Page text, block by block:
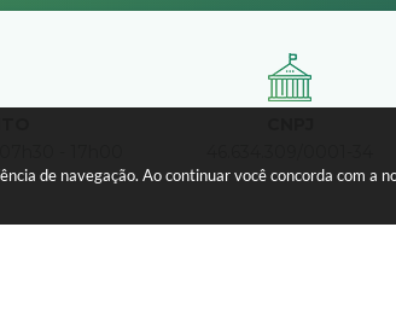
de navegação. Ao continuar você concorda com a